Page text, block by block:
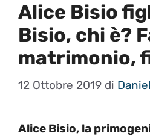
Alice Bisio
Bisio, chi è?
matrimonio,
12 Ottobre 2019 di
Alice Bisio, la